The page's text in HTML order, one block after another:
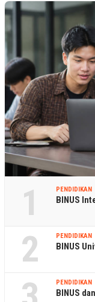
1 PENDIDIKAN
BINUS
2 PENDIDIKAN
BINUS
PENDIDIKAN
BINUS